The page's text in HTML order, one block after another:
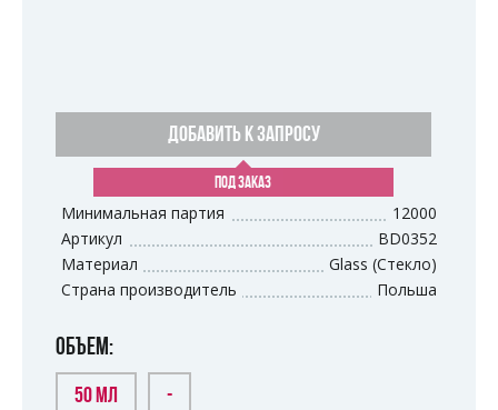
ДОБАВИТЬ К ЗАПРОСУ
ПОД ЗАКАЗ
Минимальная партия
12000
Артикул
BD0352
Материал
Glass (Стекло)
Страна производитель
Польша
ОБЪЕМ:
50 МЛ -